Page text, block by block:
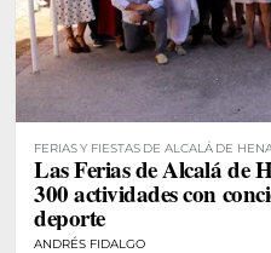
FERIAS Y FIESTAS DE ALCALÁ DE
Las Ferias de Alcalá de
300 actividades con
deporte
ANDRÉS FIDALGO